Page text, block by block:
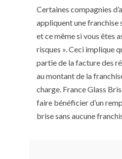
Certaines compagnies
appliquent une franchise
et ce même si vous êtes
risques ». Ceci implique
partie de la facture des
au montant de la
charge. France Glass
faire bénéficier d’un
brise sans aucune